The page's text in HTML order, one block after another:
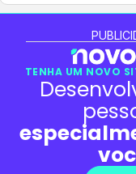
TENHA UM NOVO